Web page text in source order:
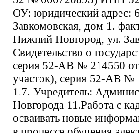
ОУ: юридический адрес:
Завкомовская, дом 1.
Нижний Новгород, ул.
Свидетельство о
серия 52-АВ № 214550
участок), серия 52-АВ №
1.7. Учредитель:
Новгорода 11.Работа с
осваивать новые